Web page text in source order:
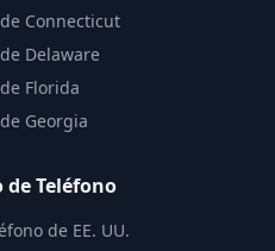
Connecticut
Delaware
Florida
Georgia
Teléfono
de EE. UU.